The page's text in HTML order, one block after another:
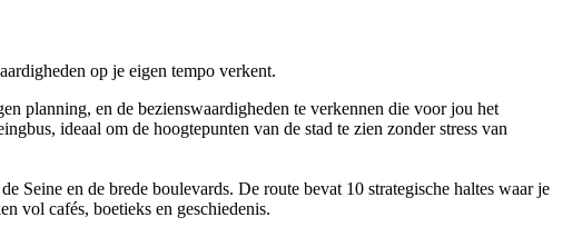
op je eigen tempo verkent.
planning, en de bezienswaardigheden te verkennen die voor jou het
ideaal om de hoogtepunten van de stad te zien zonder stress van
Seine en de brede boulevards. De route bevat 10 strategische haltes waar je
vol cafés, boetieks en geschiedenis.